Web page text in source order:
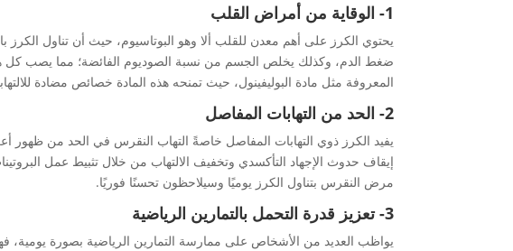
1- الوقاية من أمراض القلب
يحتوي الكرز على أهم معدن للقلب ألا وهو البوتاسيوم، حيث أن تناول
ضغط الدم، وكذلك يخلص الجسم من نسبة الصوديوم الفائضة؛ مما يصب كل
المعروفة مثل مادة البوليفينول، حيث تمنحه هذه المادة خصائص مضادة
2- الحد من التهابات المفاصل
يفيد الكرز ذوي التهابات المفاصل خاصةً التهاب النقرس في الحد من ظهور
إيقاف حدوث الإجهاد التأكسدي وتخفيف الالتهاب من خلال تثبيط عمل
مرض النقرس بتناول الكرز يوميًا وسيلاحظون تحسنًا فوريًا.
3- تعزيز قدرة التحمل بالتمارين الرياضية
يواظب العديد من الأشخاص على ممارسة التمارين الرياضية بصورة يومية،